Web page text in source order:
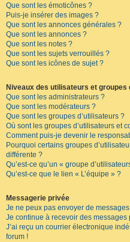
Que sont les émoticônes ?
Puis-je insérer des images ?
Que sont les annonces générales ?
Que sont les annonces ?
Que sont les notes ?
Que sont les sujets verrouillés ?
Que sont les icônes de sujet ?
Niveaux des utilisateurs et groupes
Que sont les administrateurs ?
Que sont les modérateurs ?
Que sont les groupes d’utilisateurs ?
Où sont les groupes d’utilisateurs et
Comment puis-je devenir le
Pourquoi certains groupes
différente ?
Qu’est-ce qu’un « groupe
Qu’est-ce que le lien « L’équipe » ?
Messagerie privée
Je ne peux pas envoyer de
Je continue à recevoir des messages
J’ai reçu un courrier électronique
forum !